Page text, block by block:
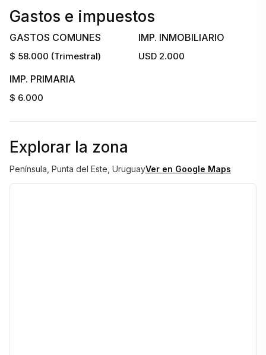
Gastos e impuestos
GASTOS COMUNES
$ 58.000 (Trimestral)
IMP. INMOBILIARIO
USD 2.000
IMP. PRIMARIA
$ 6.000
Explorar la zona
Península, Punta del Este, UruguayVer en Google Maps